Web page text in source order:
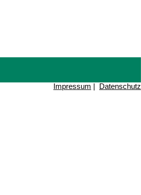
Impressum Datenschutz